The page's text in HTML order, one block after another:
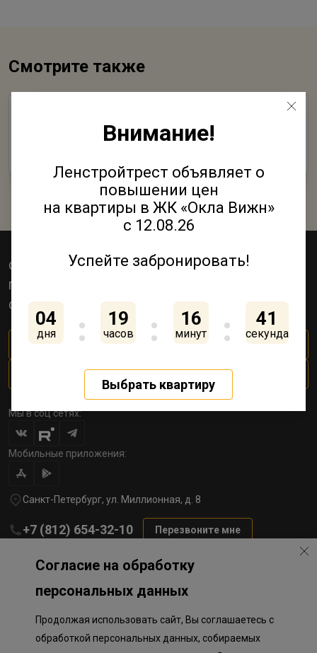
Смотрите также
Детский сад в виде замка в Колпинском районе
достроят к осени
Объекты Квартиры
Коммерция
Паркинги
О компании
Контакты
Личный кабинет
Мы в соц сетях:
Мобильные приложения:
Санкт-Петербург, ул. Миллионная, д. 8
+7 (812) 654-32-10 Перезвоните мне
Политика обработки персональных данных
Информация о плановом направлении средств
на строительство соц.объектов в Окле
Внимание!
Ленстройтрест объявляет о
повышении цен
на квартиры в ЖК «Окла Вижн»
с 12.08.26
Успейте забронировать!
04
дня
19
часов
16
минут
41
секунда
Выбрать квартиру
Согласие на обработку
персональных данных
Продолжая использовать сайт, Вы соглашаетесь с
обработкой персональных данных, собираемых